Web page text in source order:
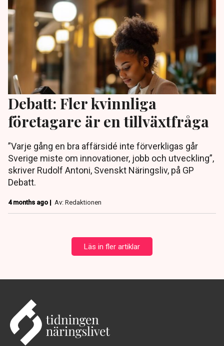
Debatt: Fler kvinnliga
företagare är en tillväxtfråga
”Varje gång en bra affärsidé inte förverkligas går
Sverige miste om innovationer, jobb och utveckling”,
skriver Rudolf Antoni, Svenskt Näringsliv, på GP
Debatt.
4 months ago | Av: Redaktionen
Läs in fler artiklar